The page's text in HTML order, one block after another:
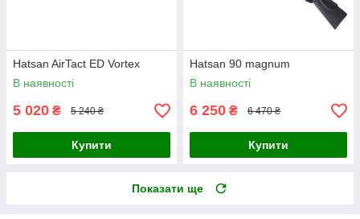
Hatsan AirTact ED Vortex
В наявності
5 020 ₴ 5 240 ₴
Купити
Hatsan 90 magnum
В наявності
6 250 ₴ 6 470 ₴
Купити
Показати ще